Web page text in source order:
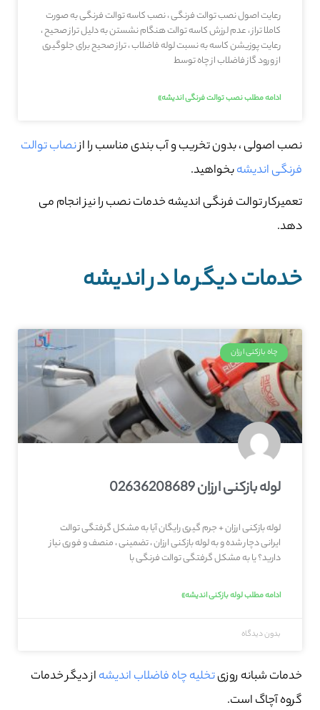
رعایت اصول نصب توالت فرنگی ، نصب کاسه توالت فرنگی به صورت
کاملا تراز ، عدم لرزش کاسه توالت هنگام نشستن به دلیل تراز صحیح ،
رعایت پوزیشن کاسه به نسبت لوله فاضلاب ، تراز صحیح برای جلوگیری
از ورود گاز فاضلاب از چاه توسط
ادامه مطلب نصب توالت فرنگی اندیشه»
نصب اصولی ، بدون تخریب و آب بندی مناسب را ازنصاب توالت
فرنگی اندیشهبخواهید.
تعمیرکار توالت فرنگی اندیشه خدمات نصب را نیز انجام می
دهد.
خدمات دیگر ما در اندیشه
چاه بازکنی ارزان
لوله بازکنی ارزان 02636208689
لوله بازکنی ارزان + جرم گیری رایگان آیا به مشکل گرفتگی توالت
ایرانی دچار شده و به لوله بازکنی ارزان ، تضمینی ، منصف و فوری نیاز
دارید؟ یا به مشکل گرفتگی توالت فرنگی با
ادامه مطلب لوله بازکنی اندیشه»
بدون دیدگاه
خدمات شبانه روزیتخلیه چاه فاضلاب اندیشهاز دیگر خدمات
گروه آچاگ است.